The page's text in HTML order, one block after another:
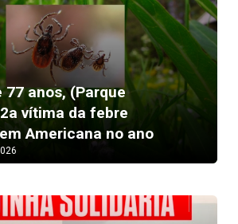
77 anos, (Parque
vítima da febre
Americana no ano